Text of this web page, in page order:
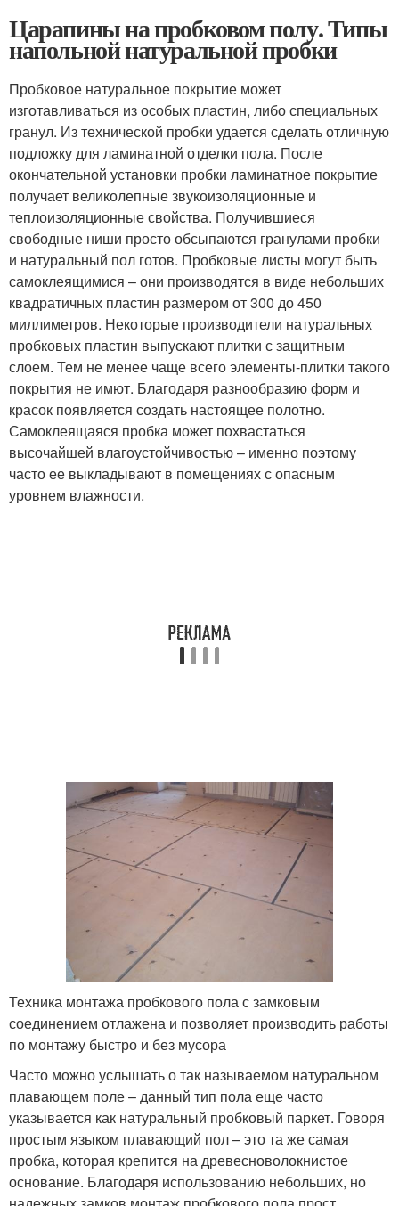
Царапины на пробковом полу. Типы
напольной натуральной пробки
Пробковое натуральное покрытие может
изготавливаться из особых пластин, либо специальных
гранул. Из технической пробки удается сделать отличную
подложку для ламинатной отделки пола. После
окончательной установки пробки ламинатное покрытие
получает великолепные звукоизоляционные и
теплоизоляционные свойства. Получившиеся
свободные ниши просто обсыпаются гранулами пробки
и натуральный пол готов. Пробковые листы могут быть
самоклеящимися – они производятся в виде небольших
квадратичных пластин размером от 300 до 450
миллиметров. Некоторые производители натуральных
пробковых пластин выпускают плитки с защитным
слоем. Тем не менее чаще всего элементы-плитки такого
покрытия не имют. Благодаря разнообразию форм и
красок появляется создать настоящее полотно.
Самоклеящаяся пробка может похвастаться
высочайшей влагоустойчивостью – именно поэтому
часто ее выкладывают в помещениях с опасным
уровнем влажности.
Техника монтажа пробкового пола с замковым
соединением отлажена и позволяет производить работы
по монтажу быстро и без мусора
Часто можно услышать о так называемом натуральном
плавающем поле – данный тип пола еще часто
указывается как натуральный пробковый паркет. Говоря
простым языком плавающий пол – это та же самая
пробка, которая крепится на древесноволокнистое
основание. Благодаря использованию небольших, но